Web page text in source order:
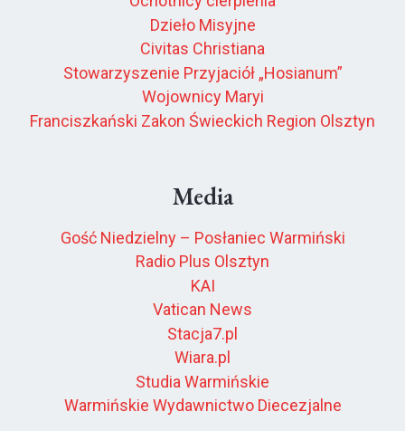
Dzieło Misyjne
Civitas Christiana
Stowarzyszenie Przyjaciół „Hosianum”
Wojownicy Maryi
Franciszkański Zakon Świeckich Region Olsztyn
Media
Gość Niedzielny – Posłaniec Warmiński
Radio Plus Olsztyn
KAI
Vatican News
Stacja7.pl
Wiara.pl
Studia Warmińskie
Warmińskie Wydawnictwo Diecezjalne